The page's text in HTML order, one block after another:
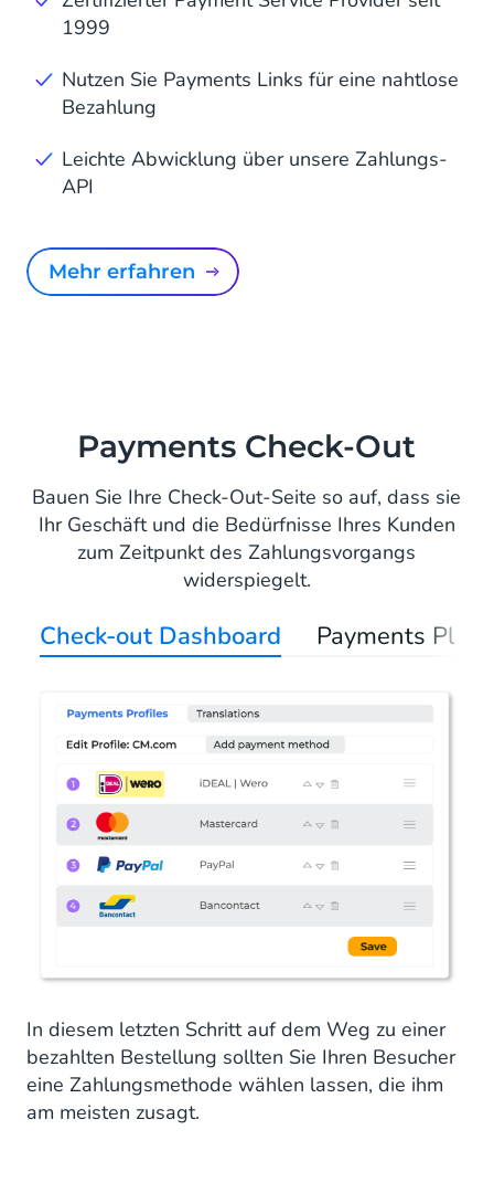
1999
Nutzen Sie Payments Links für eine nahtlose
Bezahlung
Leichte Abwicklung über unsere Zahlungs-
API
mehr erfahren
Payments Check-Out
Bauen Sie Ihre Check-Out-Seite so auf, dass sie
Ihr Geschäft und die Bedürfnisse Ihres Kunden
zum Zeitpunkt des Zahlungsvorgangs
widerspiegelt.
Check-out Dashboard Payments
In diesem letzten Schritt auf dem Weg zu einer
bezahlten Bestellung sollten Sie Ihren Besucher
eine Zahlungsmethode wählen lassen, die ihm
am meisten zusagt.